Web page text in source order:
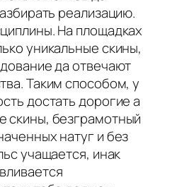
реализацию.
На площадках
уникальные скины,
да отвечают
Таким способом, у
достать дорогие а
скины, безграмотный
натуг и без
учащается, инак